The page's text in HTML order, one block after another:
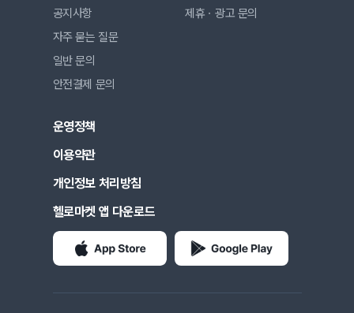
공지사항
자주 묻는 질문
일반 문의
안전결제 문의
제휴ㆍ광고 문의
운영정책
이용약관
개인정보 처리방침
헬로마켓 앱 다운로드